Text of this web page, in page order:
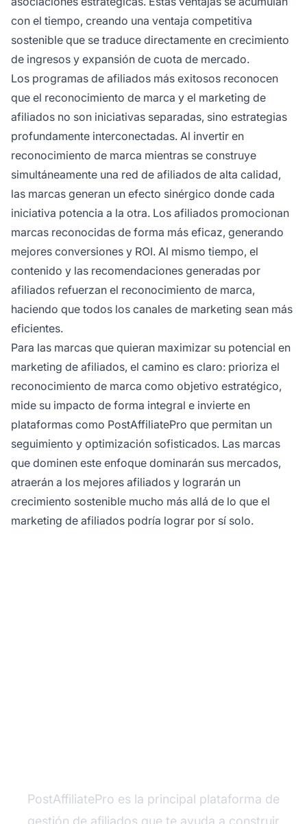
con el tiempo, creando una ventaja competitiva
sostenible que se traduce directamente en crecimiento
de ingresos y expansión de cuota de mercado.
Los programas de afiliados más exitosos reconocen
que el reconocimiento de marca y el marketing de
afiliados no son iniciativas separadas, sino estrategias
profundamente interconectadas. Al invertir en
reconocimiento de marca mientras se construye
simultáneamente una red de afiliados de alta calidad,
las marcas generan un efecto sinérgico donde cada
iniciativa potencia a la otra. Los afiliados promocionan
marcas reconocidas de forma más eficaz, generando
mejores conversiones y ROI. Al mismo tiempo, el
contenido y las recomendaciones generadas por
afiliados refuerzan el reconocimiento de marca,
haciendo que todos los canales de marketing sean más
eficientes.
Para las marcas que quieran maximizar su potencial en
marketing de afiliados, el camino es claro: prioriza el
reconocimiento de marca como objetivo estratégico,
mide su impacto de forma integral e invierte en
plataformas como PostAffiliatePro que permitan un
seguimiento y optimización sofisticados. Las marcas
que dominen este enfoque dominarán sus mercados,
atraerán a los mejores afiliados y lograrán un
crecimiento sostenible mucho más allá de lo que el
marketing de afiliados podría lograr por sí solo.
PostAffiliatePro es la principal plataforma de